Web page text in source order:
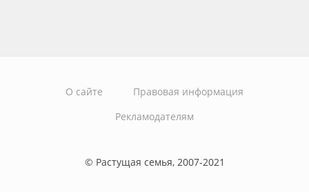
О сайте
Правовая информация
Рекламодателям
© Растущая семья, 2007-2021